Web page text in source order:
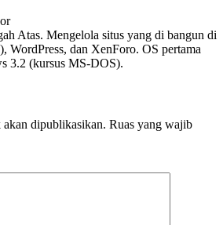
Atas. Mengelola situs yang di bangun di
WordPress, dan XenForo. OS pertama
3.2 (kursus MS-DOS).
dipublikasikan. Ruas yang wajib